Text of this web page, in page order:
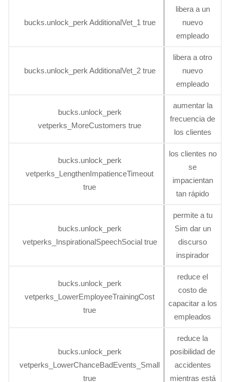
bucks.unlock_perk AdditionalVet_1 true
libera a un
nuevo
empleado
bucks.unlock_perk AdditionalVet_2 true
libera a otro
nuevo
empleado
bucks.unlock_perk
vetperks_MoreCustomers true
aumentar la
frecuencia de
los clientes
bucks.unlock_perk
vetperks_LengthenImpatienceTimeout
true
los clientes no
se
impacientan
tan rápido
bucks.unlock_perk
vetperks_InspirationalSpeechSocial true
permite a tu
Sim dar un
discurso
inspirador
bucks.unlock_perk
vetperks_LowerEmployeeTrainingCost
true
reduce el
costo de
capacitar a los
empleados
bucks.unlock_perk
vetperks_LowerChanceBadEvents_Small
true
reduce la
posibilidad de
accidentes
mientras está